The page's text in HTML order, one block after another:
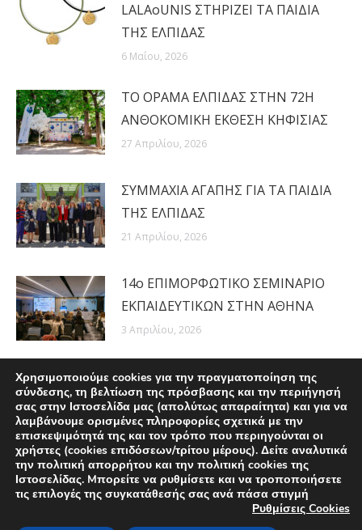
LALAoUNIS ΣΤΗΡΙΖΕΙ ΤΑ ΠΑΙΔΙΑ
ΤΗΣ ΕΛΠΙΔΑΣ
6 Μαΐου, 2026
ΤΟ ΟΡΑΜΑ ΕΛΠΙΔΑΣ ΣΤΗΝ 72Η
ΑΝΘΟΚΟΜΙΚΗ ΕΚΘΕΣΗ ΚΗΦΙΣΙΑΣ
27 Απριλίου, 2026
ΣΥΜΜΑΧΙΑ ΑΓΑΠΗΣ ΓΙΑ ΤΑ ΠΑΙΔΙΑ
ΤΗΣ ΕΛΠΙΔΑΣ
21 Απριλίου, 2026
14ο ΕΠΙΜΟΡΦΩΤΙΚΟ ΣΕΜΙΝΑΡΙΟ
ΕΚΠΑΙΔΕΥΤΙΚΩΝ ΣΤΗΝ ΑΘΗΝΑ
3 Απριλίου, 2026
Χρησιμοποιούμε cookies για την πραγματοποίηση της
σύνδεσης, τη βελτίωση της πρόσβασης και την περιήγησή
σας στην Ιστοσελίδα μας (απολύτως απαραίτητα) και για να
λαμβάνουμε ορισμένες πληροφορίες σχετικά με την
επισκεψιμότητά της και τον τρόπο που περιηγούνται οι
χρήστες (cookies επιδόσεων/τρίτου μέρους). Δείτε αναλυτικά
την πολιτική απορρήτου και την πολιτική cookies της
Ιστοσελίδας. Mπορείτε να ρυθμίσετε και να τροποποιήσετε
τις επιλογές της συγκατάθεσής σας ανά πάσα στιγμή
Ρυθμίσεις Cookies